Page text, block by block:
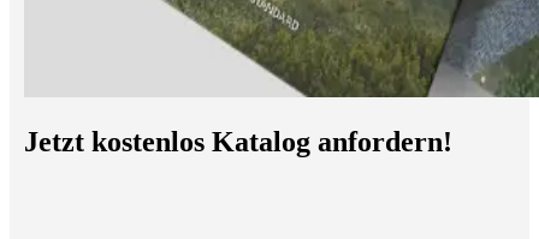
Jetzt kostenlos Katalog anfordern!